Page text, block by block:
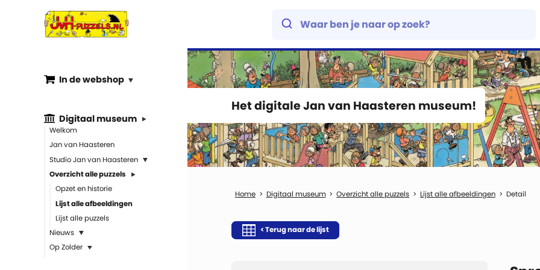
Het digitale Jan van Haasteren museum!
In de webshop
Digitaal museum
Welkom
Jan van Haasteren
Studio Jan van Haasteren
Overzicht alle puzzels
Opzet en historie
Lijst alle afbeeldingen
Lijst alle puzzels
Nieuws
Op Zolder
Digitaal museum Overzicht alle puzzels Lijst alle afbeeldingen Detail
< Terug naar de lijst